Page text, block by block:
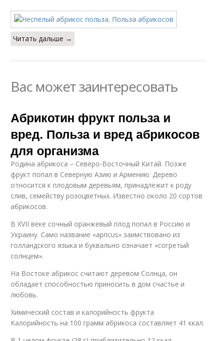
Читать дальше →
Вас может заинтересовать
Абрикотин фрукт польза и
вред. Польза и вред абрикосов
для организма
Родина абрикоса – Северо-Восточный Китай. Позже
фрукт попал в Северную Азию и Армению. Дерево
относится к плодовым деревьям, принадлежит к роду
слив, семейству розоцветных. Известно около 20 сортов
абрикосов.
В XVII веке сочный оранжевый плод попал в Россию и
Украину. Само название «apricus» заимствовано из
голландского языка и буквально означает «согретый
солнцем».
На Востоке абрикос считают деревом Солнца, он
обладает способностью приносить в дом счастье и
любовь.
Химический состав и калорийность фрукта
Калорийность на 100 грамм абрикоса составляет 41 ккал.